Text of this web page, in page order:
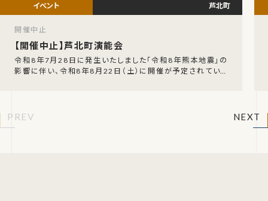
【開催中止】芦北町演能会
令和8年7月28日に発生いたしました「令和8年熊本地震」の
影響に伴い、令和8年8月22日（土）に開催が予定されていた
芦北町
開催中止
PREV NEXT